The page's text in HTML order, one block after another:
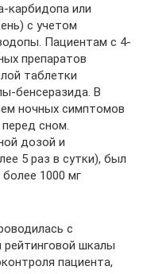
карбидопа или
с учетом
Пациентам с 4-
препаратов
таблетки
бенсеразида. В
ночных симптомов
сном.
дозой и
5 раз в сутки), был
1000 мг
с
рейтинговой шкалы
пациента,